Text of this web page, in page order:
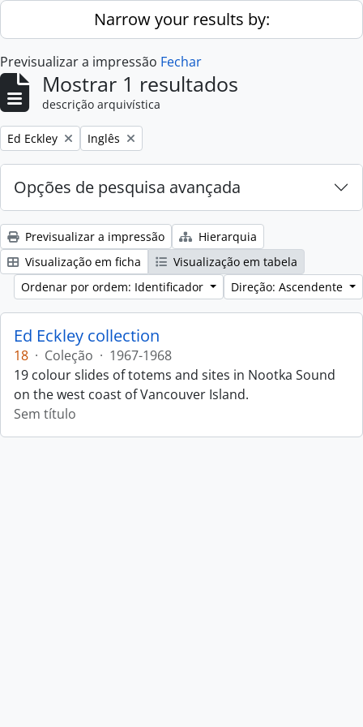
Skip to main contentNarrow your results by:
Previsualizar a impressão Fechar
Mostrar 1 resultados
descrição arquivística
Remove filter:
Ed Eckley Remove filter:
Inglês
Opções de pesquisa avançada
Previsualizar a impressão
Hierarquia
Visualização em ficha
Visualização em tabela
Ordenar por ordem: Identificador
Direção: Ascendente
Ed Eckley collection
18 · Coleção · 1967-1968
19 colour slides of totems and sites in Nootka Sound
on the west coast of Vancouver Island.
Sem título